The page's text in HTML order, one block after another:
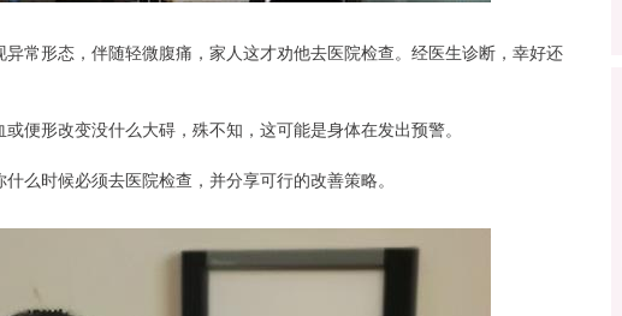
常形态，伴随轻微腹痛，家人这才劝他去医院检查。经医生诊断，幸好还
便形改变没什么大碍，殊不知，这可能是身体在发出预警。
么时候必须去医院检查，并分享可行的改善策略。